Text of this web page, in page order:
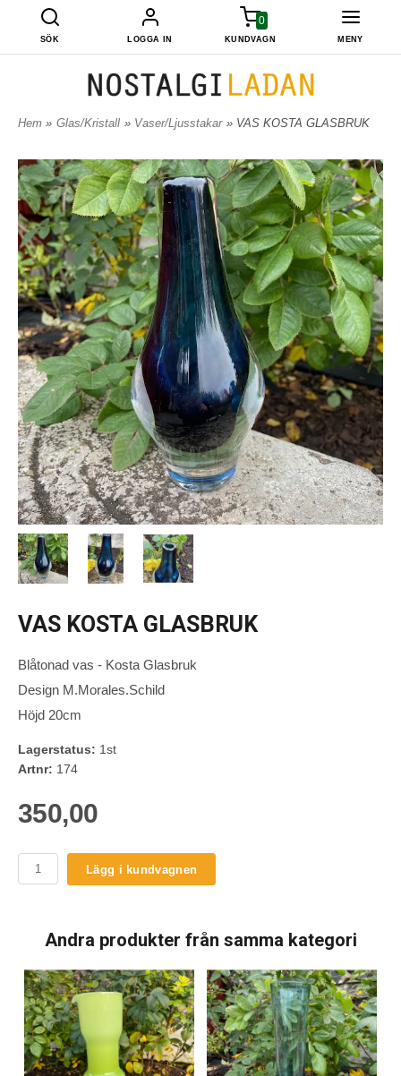
SÖK LOGGA IN
0
KUNDVAGN MENY
Hem » Glas/Kristall » Vaser/Ljusstakar » VAS KOSTA GLASBRUK
VAS KOSTA GLASBRUK
Blåtonad vas - Kosta Glasbruk
Design M.Morales.Schild
Höjd 20cm
Lagerstatus: 1st
Artnr: 174
350,00
Lägg i kundvagnen
Andra produkter från samma kategori